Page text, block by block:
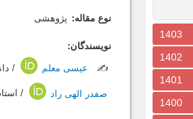
1403
1402
1401
1400
نوع مقاله: پژوهشی
نویسندگان:
✍️ عیسی معلم /
صفدر الهی راد /